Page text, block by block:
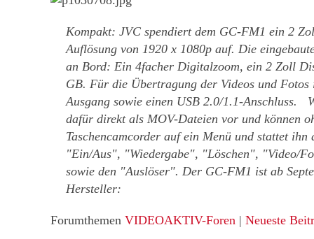
Kompakt: JVC spendiert dem GC-FM1 ein 2
Auflösung von 1920 x 1080p auf. Die
an Bord: Ein 4facher Digitalzoom, ein 2 Zoll
GB. Für die Übertragung der Videos und
Ausgang sowie einen USB 2.0/1.1-Anschluss.
dafür direkt als MOV-Dateien vor und können
Taschencamcorder auf ein Menü und stattet
"Ein/Aus", "Wiedergabe", "Löschen", "Video/
sowie den "Auslöser". Der GC-FM1 ist ab
Hersteller:
Forumthemen VIDEOAKTIV-Foren | Neueste